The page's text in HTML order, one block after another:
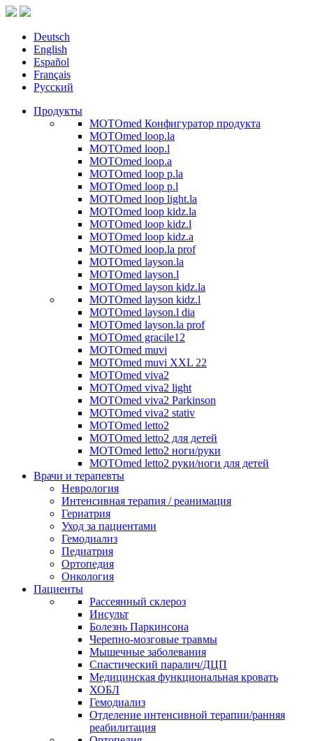
Deutsch
English
Español
Français
Русский
Продукты
MOTOmed Конфигуратор продукта
MOTOmed loop.la
MOTOmed loop.l
MOTOmed loop.a
MOTOmed loop p.la
MOTOmed loop p.l
MOTOmed loop light.la
MOTOmed loop kidz.la
MOTOmed loop kidz.l
MOTOmed loop kidz.a
MOTOmed loop.la prof
MOTOmed layson.la
MOTOmed layson.l
MOTOmed layson kidz.la
MOTOmed layson kidz.l
MOTOmed layson.l dia
MOTOmed layson.la prof
MOTOmed gracile12
MOTOmed muvi
MOTOmed muvi XXL 22
MOTOmed viva2
MOTOmed viva2 light
MOTOmed viva2 Parkinson
MOTOmed viva2 stativ
MOTOmed letto2
MOTOmed letto2 для детей
MOTOmed letto2 ноги/руки
MOTOmed letto2 руки/ноги для детей
Врачи и терапевты
Неврология
Интенсивная терапия / реанимация
Гериатрия
Уход за пациентами
Гемодиализ
Педиатрия
Ортопедия
Онкология
Пациенты
Рассеянный склероз
Инсульт
Болезнь Паркинсона
Черепно-мозговые травмы
Мышечные заболевания
Спастический паралич/ДЦП
Медицинская функциональная кровать
ХОБЛ
Гемодиализ
Отделение интенсивной терапии/ранняя
реабилитация